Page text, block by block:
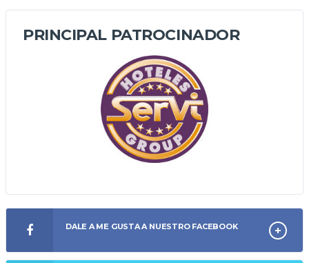
PRINCIPAL PATROCINADOR
DALE A ME GUSTA A NUESTRO FACEBOOK